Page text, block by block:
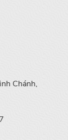
Chánh,